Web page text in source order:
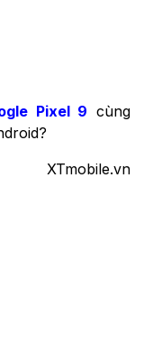
Pixel 9 cùng
XTmobile.vn